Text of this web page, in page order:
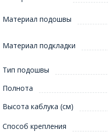
Материал подошвы
Материал подкладки
Тип подошвы
Полнота
Высота каблука (см)
Способ крепления